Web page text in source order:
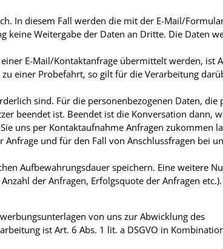
In diesem Fall werden die mit der E-Mail/
keine Weitergabe der Daten an Dritte. Die Daten
E-Mail/Kontaktanfrage übermittelt werden, ist
einer Probefahrt, so gilt für die Verarbeitung
sind. Für die personenbezogenen Daten, die
beendet ist. Beendet ist die Konversation dann,
uns per Kontaktaufnahme Anfragen zukommen
und für den Fall von Anschlussfragen bei
Aufbewahrungsdauer speichern. Eine weitere
der Anfragen, Erfolgsquote der Anfragen etc.).
von uns zur Abwicklung des
ist Art. 6 Abs. 1 lit. a DSGVO in